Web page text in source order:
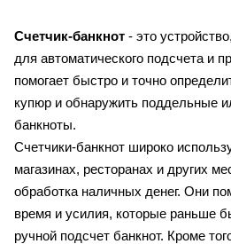
Счетчик-банкнот - это
для автоматического подсчета и
помогает быстро и точно
купюр и обнаружить поддельные
банкноты.
Счетчики-банкнот широко
магазинах, ресторанах и других
обработка наличных денег. Они
время и усилия, которые раньше
ручной подсчет банкнот. Кроме